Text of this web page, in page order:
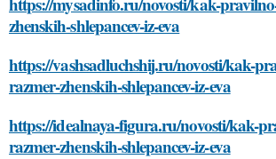
zhenskih-shlepancev-iz-eva
https://vashsadluchshij.ru/novosti/kak-
razmer-zhenskih-shlepancev-iz-eva
https://idealnaya-figura.ru/novosti/kak-
razmer-zhenskih-shlepancev-iz-eva